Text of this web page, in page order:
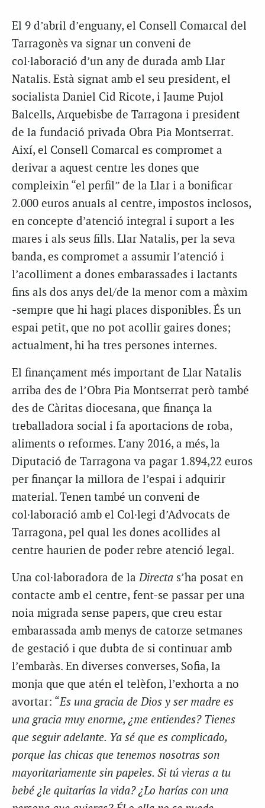
El 9 d’abril d’enguany, el Consell Comarcal del
Tarragonès va signar un conveni de
col·laboració d’un any de durada amb Llar
Natalis. Està signat amb el seu president, el
socialista Daniel Cid Ricote, i Jaume Pujol
Balcells, Arquebisbe de Tarragona i president
de la fundació privada Obra Pia Montserrat.
Així, el Consell Comarcal es compromet a
derivar a aquest centre les dones que
compleixin “el perfil” de la Llar i a bonificar
2.000 euros anuals al centre, impostos inclosos,
en concepte d’atenció integral i suport a les
mares i als seus fills. Llar Natalis, per la seva
banda, es compromet a assumir l’atenció i
l’acolliment a dones embarassades i lactants
fins als dos anys del/de la menor com a màxim
-sempre que hi hagi places disponibles. És un
espai petit, que no pot acollir gaires dones;
actualment, hi ha tres persones internes.
El finançament més important de Llar Natalis
arriba des de l’Obra Pia Montserrat però també
des de Càritas diocesana, que finança la
treballadora social i fa aportacions de roba,
aliments o reformes. L’any 2016, a més, la
Diputació de Tarragona va pagar 1.894,22 euros
per finançar la millora de l’espai i adquirir
material. Tenen també un conveni de
col·laboració amb el Col·legi d’Advocats de
Tarragona, pel qual les dones acollides al
centre haurien de poder rebre atenció legal.
Una col·laboradora de laDirecta s’ha posat en
contacte amb el centre, fent-se passar per una
noia migrada sense papers, que creu estar
embarassada amb menys de catorze setmanes
de gestació i que dubta de si continuar amb
l’embaràs. En diverses converses, Sofia, la
monja que que atén el telèfon, l’exhorta a no
avortar: “Es una gracia de Dios y ser madre es
una gracia muy enorme, ¿me entiendes? Tienes
que seguir adelante. Ya sé que es complicado,
porque las chicas que tenemos nosotras son
mayoritariamente sin papeles. Si tú vieras a tu
bebé ¿le quitarías la vida? ¿Lo harías con una